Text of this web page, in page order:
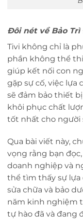
Đôi nét về Bảo Trì
Tivi không chỉ là
phần không thể
giúp kết nối con
gặp sự cố, việc lựa
sẽ đảm bảo thiết
khôi phục chất
tốt nhất cho người
Qua bài viết này,
vọng rằng bạn
doanh nghiệp và
thể tìm thấy sự
sửa chữa và bảo
năm kinh nghiệm
tự hào đã và đang